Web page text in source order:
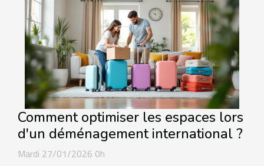
Comment optimiser les espaces lors
d'un déménagement international ?
Mardi 27/01/2026 0h